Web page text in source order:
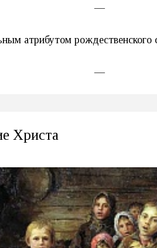
—
атрибутом рождественского
—
Христа